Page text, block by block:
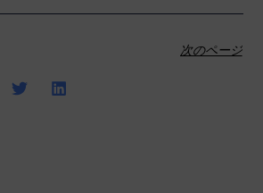
次のページ